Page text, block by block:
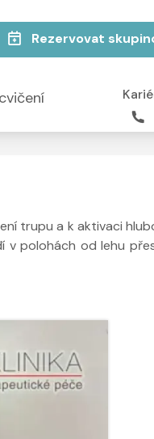
Rezervovat
trupu a k aktivaci
polohách od lehu